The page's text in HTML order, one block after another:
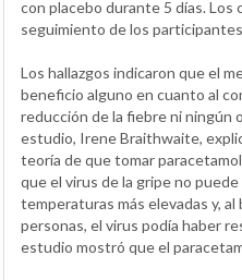
con placebo durante 5 días. Los
seguimiento de los
Los hallazgos indicaron que el
beneficio alguno en cuanto al
reducción de la fiebre ni ningún
estudio, Irene Braithwaite,
teoría de que tomar
que el virus de la gripe no
temperaturas más elevadas y,
personas, el virus podía haber
estudio mostró que el